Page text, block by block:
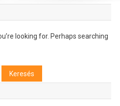
looking for. Perhaps searching